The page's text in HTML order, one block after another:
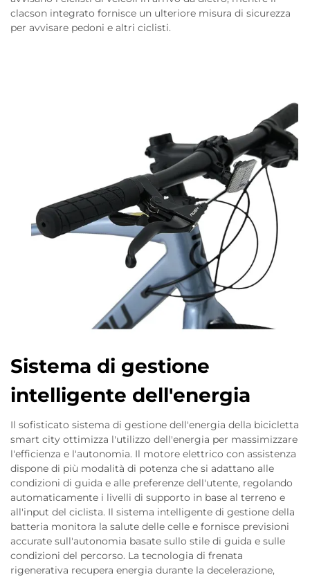
clacson integrato fornisce un ulteriore misura di sicurezza
per avvisare pedoni e altri ciclisti.
Sistema di gestione
intelligente dell'energia
Il sofisticato sistema di gestione dell'energia della bicicletta
smart city ottimizza l'utilizzo dell'energia per massimizzare
l'efficienza e l'autonomia. Il motore elettrico con assistenza
dispone di più modalità di potenza che si adattano alle
condizioni di guida e alle preferenze dell'utente, regolando
automaticamente i livelli di supporto in base al terreno e
all'input del ciclista. Il sistema intelligente di gestione della
batteria monitora la salute delle celle e fornisce previsioni
accurate sull'autonomia basate sullo stile di guida e sulle
condizioni del percorso. La tecnologia di frenata
rigenerativa recupera energia durante la decelerazione,